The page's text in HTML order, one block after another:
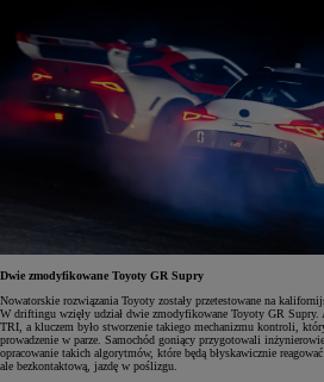
Dwie zmodyfikowane Toyoty GR Supry
Nowatorskie rozwiązania Toyoty zostały przetestowane na
W driftingu wzięły udział dwie zmodyfikowane Toyoty GR Supry.
TRI, a kluczem było stworzenie takiego mechanizmu kontroli,
prowadzenie w parze. Samochód goniący przygotowali
opracowanie takich algorytmów, które będą błyskawicznie
ale bezkontaktową, jazdę w poślizgu.